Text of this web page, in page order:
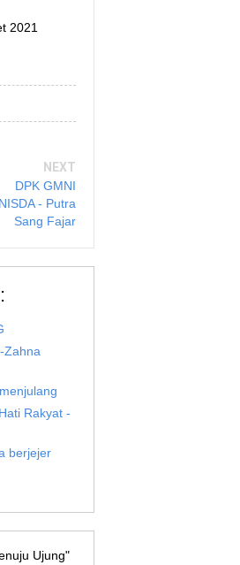
2021
NEXT
DPK GMNI
- Putra
Sang Fajar
Zahna
Rakyat -
berjejer
Ujung"